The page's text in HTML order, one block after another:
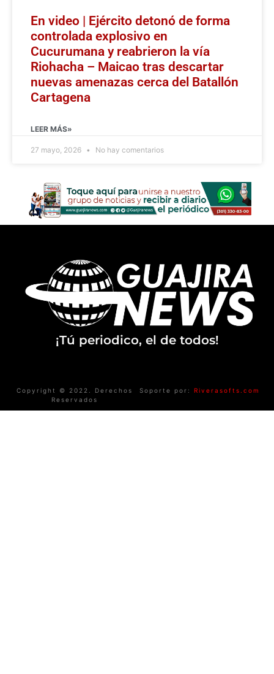
En video | Ejército detonó de forma
controlada explosivo en
Cucurumana y reabrieron la vía
Riohacha – Maicao tras descartar
nuevas amenazas cerca del Batallón
Cartagena
LEER MÁS»
27 mayo, 2026 No hay comentarios
¡Tú periodico, el de todos!
Copyright © 2022. Derechos
Reservados
Soporte por: Riverasofts.com